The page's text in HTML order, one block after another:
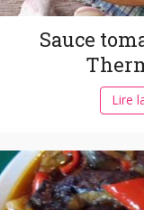
Sauce
Lire